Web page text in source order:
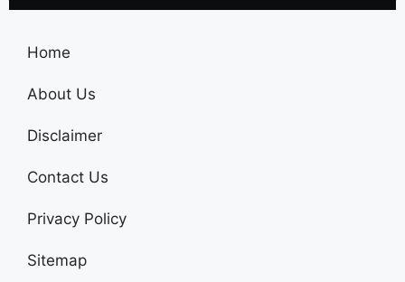
Home
About Us
Disclaimer
Contact Us
Privacy Policy
Sitemap